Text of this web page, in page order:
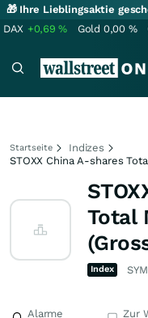
🎁 Ihre Lieblingsaktie
DAX +0,69% Gold 0,00 %
Startseite
Indizes
STOXX China A-shares
Total
Index
Alarme
Zur